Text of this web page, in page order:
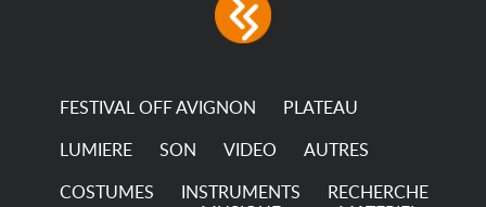
FESTIVAL OFF AVIGNON PLATEAU
LUMIERE SON VIDEO AUTRES
COSTUMES
INSTRUMENTS
RECHERCHE